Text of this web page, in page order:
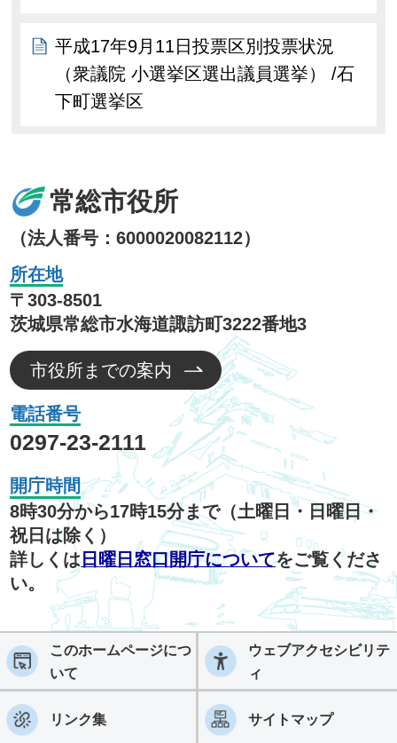
平成17年9月11日投票区別投票状況
（衆議院 小選挙区選出議員選挙） /石
下町選挙区
常総市役所
（法人番号：6000020082112）
所在地
〒303-8501
茨城県常総市水海道諏訪町3222番地3
市役所までの案内
電話番号
0297-23-2111
開庁時間
8時30分から17時15分まで（土曜日・日曜日・
祝日は除く）
詳しくは 日曜日窓口開庁についてをご覧くださ
い。
このホームページにつ
いて
ウェブアクセシビリテ
ィ
リンク集 サイトマップ